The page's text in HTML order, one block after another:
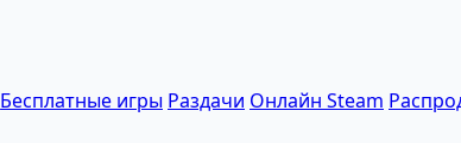
Бесплатные игры Раздачи Онлайн Steam